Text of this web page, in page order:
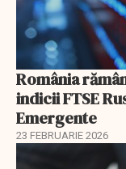
România
indicii FTSE
Emergente
23 FEBRUARIE 2026